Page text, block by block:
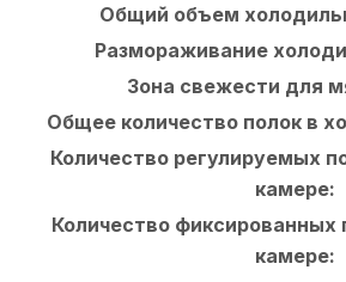
Общий объем
Размораживание
Зона свежести для
Общее количество полок в
Количество регулируемых
камере:
Количество фиксированных
камере: